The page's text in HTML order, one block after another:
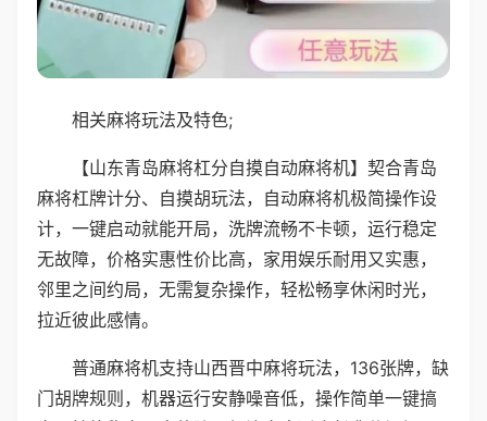
相关麻将玩法及特色;
【山东青岛麻将杠分自摸自动麻将机】契合青岛
麻将杠牌计分、自摸胡玩法，自动麻将机极简操作设
计，一键启动就能开局，洗牌流畅不卡顿，运行稳定
无故障，价格实惠性价比高，家用娱乐耐用又实惠，
邻里之间约局，无需复杂操作，轻松畅享休闲时光，
拉近彼此感情。
普通麻将机支持山西晋中麻将玩法，136张牌，缺
门胡牌规则，机器运行安静噪音低，操作简单一键搞